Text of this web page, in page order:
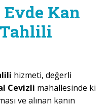
Kan
hizmeti, değerli
Cevizli mahallesinde ki
ve alınan kanın